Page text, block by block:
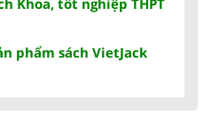
phẩm sách VietJack